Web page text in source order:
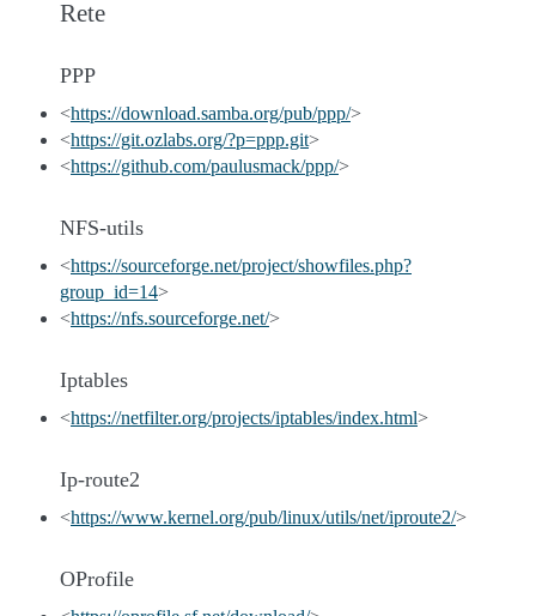
Rete
PPP
<https://download.samba.org/pub/ppp/>
<https://git.ozlabs.org/?p=ppp.git>
<https://github.com/paulusmack/ppp/>
NFS-utils
<https://sourceforge.net/project/showfiles.php?
group_id=14>
<https://nfs.sourceforge.net/>
Iptables
<https://netfilter.org/projects/iptables/index.html>
Ip-route2
<https://www.kernel.org/pub/linux/utils/net/iproute2/>
OProfile